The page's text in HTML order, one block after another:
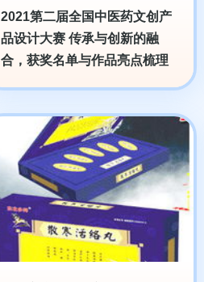
2021第二届全国中医药文创产
品设计大赛 传承与创新的融
合，获奖名单与作品亮点梳理